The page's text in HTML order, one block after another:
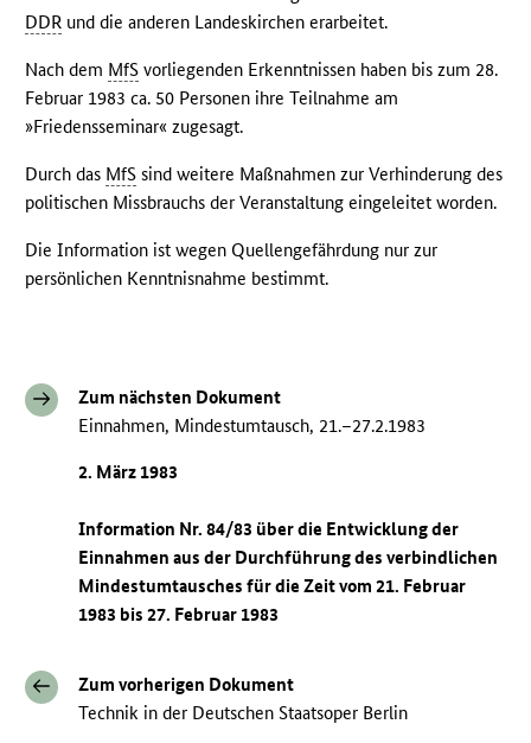
DDR und die anderen Landeskirchen erarbeitet.
Nach dem MfS vorliegenden Erkenntnissen haben bis zum 28.
Februar 1983 ca. 50 Personen ihre Teilnahme am
»Friedensseminar« zugesagt.
Durch das MfS sind weitere Maßnahmen zur Verhinderung des
politischen Missbrauchs der Veranstaltung eingeleitet worden.
Die Information ist wegen Quellengefährdung nur zur
persönlichen Kenntnisnahme bestimmt.
Zum nächsten Dokument
Einnahmen, Mindestumtausch, 21.–27.2.1983
2. März 1983
Information Nr. 84/83 über die Entwicklung der
Einnahmen aus der Durchführung des verbindlichen
Mindestumtausches für die Zeit vom 21. Februar
1983 bis 27. Februar 1983
Zum vorherigen Dokument
Technik in der Deutschen Staatsoper Berlin